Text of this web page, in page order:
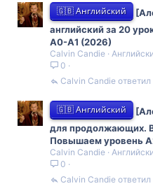
🇬🇧 Английский
английский за 20
A0-A1 (2026)
Calvin Candie
0
Calvin Candie
🇬🇧 Английский
для продолжающих.
Повышаем уровень
Calvin Candie
0
Calvin Candie